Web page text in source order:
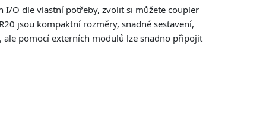
I/O dle vlastní potřeby, zvolit si můžete coupler
jsou kompaktní rozměry, snadné sestavení,
pomocí externích modulů lze snadno připojit